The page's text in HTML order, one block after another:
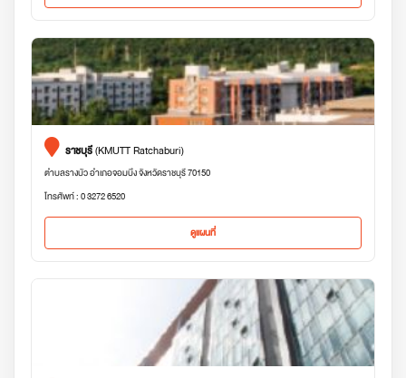
ราชบุรี(KMUTT Ratchaburi)
ตำบลรางบัว อำเภอจอมบึง จังหวัดราชบุรี 70150
โทรศัพท์ : 0 3272 6520
ดูแผนที่